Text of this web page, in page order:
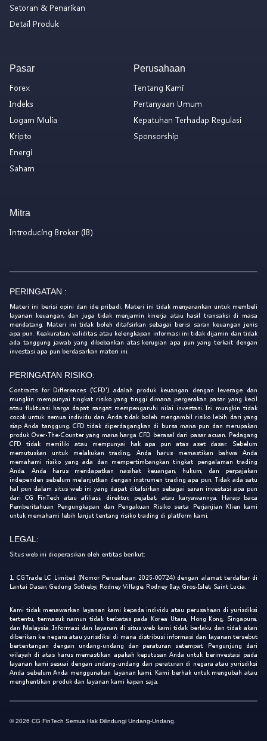
Setoran & Penarikan
Detail Produk
Pasar
Forex
Indeks
Logam Mulia
Kripto
Energi
Saham
Perusahaan
Tentang Kami
Pertanyaan Umum
Kepatuhan Terhadap Regulasi
Sponsorship
Mitra
Introducing Broker (IB)
PERINGATAN :
Materi ini berisi opini dan ide pribadi. Materi ini tidak menyarankan untuk membeli
layanan keuangan, dan juga tidak menjamin kinerja atau hasil transaksi di masa
mendatang. Materi ini tidak boleh ditafsirkan sebagai berisi saran keuangan jenis
apa pun. Keakuratan, validitas, atau kelengkapan informasi ini tidak dijamin dan tidak
ada tanggung jawab yang dibebankan atas kerugian apa pun yang terkait dengan
investasi apa pun berdasarkan materi ini.
PERINGATAN RISIKO:
Contracts for Differences ('CFD') adalah produk keuangan dengan leverage dan
mungkin mempunyai tingkat risiko yang tinggi dimana pergerakan pasar yang kecil
atau fluktuasi harga dapat sangat mempengaruhi nilai investasi. Ini mungkin tidak
cocok untuk semua individu dan Anda tidak boleh mengambil risiko lebih dari yang
siap Anda tanggung. CFD tidak diperdagangkan di bursa mana pun dan merupakan
produk Over-The-Counter yang mana harga CFD berasal dari pasar acuan. Pedagang
CFD tidak memiliki atau mempunyai hak apa pun atas aset dasar. Sebelum
memutuskan untuk melakukan trading, Anda harus memastikan bahwa Anda
memahami risiko yang ada dan mempertimbangkan tingkat pengalaman trading
Anda. Anda harus mendapatkan nasihat keuangan, hukum, dan perpajakan
independen sebelum melanjutkan dengan instrumen trading apa pun. Tidak ada satu
hal pun dalam situs web ini yang dapat ditafsirkan sebagai saran investasi apa pun
dari CG FinTech atau afiliasi, direktur, pejabat, atau karyawannya. Harap baca
Pemberitahuan Pengungkapan dan Pengakuan Risiko serta Perjanjian Klien kami
untuk memahami lebih lanjut tentang risiko trading di platform kami.
LEGAL:
Situs web ini dioperasikan oleh entitas berikut:
1. CGTrade LC Limited (Nomor Perusahaan 2025-00724) dengan alamat terdaftar di
Lantai Dasar, Gedung Sotheby, Rodney Village, Rodney Bay, Gros-Islet, Saint Lucia.
Kami tidak menawarkan layanan kami kepada individu atau perusahaan di yurisdiksi
tertentu, termasuk namun tidak terbatas pada Korea Utara, Hong Kong, Singapura,
dan Malaysia. Informasi dan layanan di situs web kami tidak berlaku dan tidak akan
diberikan ke negara atau yurisdiksi di mana distribusi informasi dan layanan tersebut
bertentangan dengan undang-undang dan peraturan setempat. Pengunjung dari
wilayah di atas harus memastikan apakah keputusan Anda untuk berinvestasi pada
layanan kami sesuai dengan undang-undang dan peraturan di negara atau yurisdiksi
Anda sebelum Anda menggunakan layanan kami. Kami berhak untuk mengubah atau
menghentikan produk dan layanan kami kapan saja.
© 2026 CG FinTech Semua Hak Dilindungi Undang-Undang.